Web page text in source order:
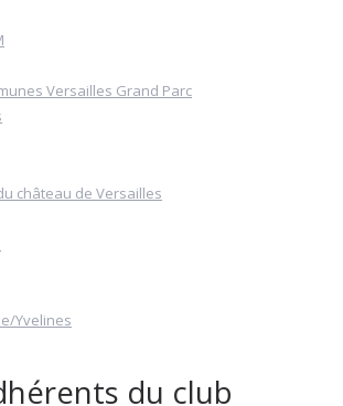
Versailles Grand Parc
château de Versailles
Yvelines
du club